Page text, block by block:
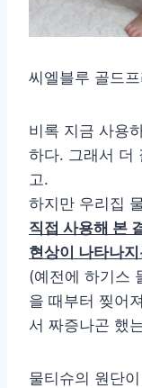
씨엘블루 골드
비록 지금 사용
하다. 그래서 더
고.
하지만 우리집
직접 사용해 본
현상이 나타나
(예전에 하기스
을 때부터 찢어
서 짜증나곤 했
물티슈의 원단